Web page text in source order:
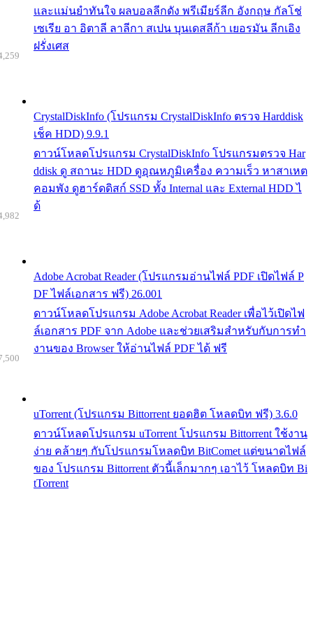
และแม่นยำทันใจ ผลบอลลีกดัง พรีเมียร์ลีก อังกฤษ กัลโช่
เซเรีย อา อิตาลี ลาลีกา สเปน บุนเดสลีก้า เยอรมัน ลีกเอิง
ฝรั่งเศส
CrystalDiskInfo (โปรแกรม CrystalDiskInfo ตรวจ Harddisk
เช็ค HDD) 9.9.1
ดาวน์โหลดโปรแกรม CrystalDiskInfo โปรแกรมตรวจ Har
ddisk ดู สถานะ HDD ดูอุณหภูมิเครื่อง ความเร็ว หาสาเหต
คอมพัง ดูฮาร์ดดิสก์ SSD ทั้ง Internal และ External HDD ไ
ด้
Adobe Acrobat Reader (โปรแกรมอ่านไฟล์ PDF เปิดไฟล์ P
DF ไฟล์เอกสาร ฟรี) 26.001
ดาวน์โหลดโปรแกรม Adobe Acrobat Reader เพื่อไว้เปิดไฟ
ล์เอกสาร PDF จาก Adobe และช่วยเสริมสำหรับกับการทำ
งานของ Browser ให้อ่านไฟล์ PDF ได้ ฟรี
uTorrent (โปรแกรม Bittorrent ยอดฮิต โหลดบิท ฟรี) 3.6.0
ดาวน์โหลดโปรแกรม uTorrent โปรแกรม Bittorrent ใช้งาน
ง่าย คล้ายๆ กับโปรแกรมโหลดบิท BitComet แต่ขนาดไฟล์
ของ โปรแกรม Bittorrent ตัวนี้เล็กมากๆ เอาไว้ โหลดบิท Bi
tTorrent